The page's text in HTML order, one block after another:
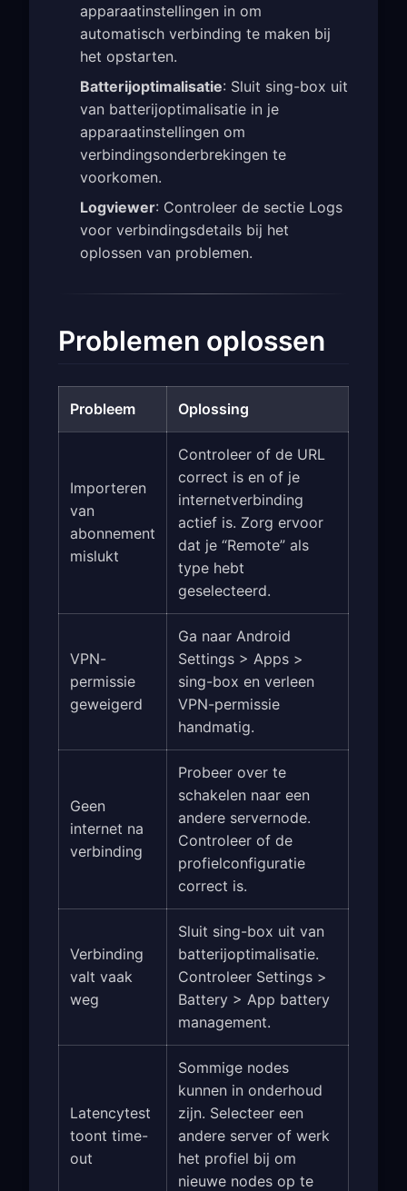
apparaatinstellingen in om
automatisch verbinding te maken bij
het opstarten.
Batterijoptimalisatie: Sluit sing-box uit
van batterijoptimalisatie in je
apparaatinstellingen om
verbindingsonderbrekingen te
voorkomen.
Logviewer: Controleer de sectie Logs
voor verbindingsdetails bij het
oplossen van problemen.
Problemen oplossen
Probleem Oplossing
Importeren
van
abonnement
mislukt
Controleer of de URL
correct is en of je
internetverbinding
actief is. Zorg ervoor
dat je “Remote” als
type hebt
geselecteerd.
VPN-
permissie
geweigerd
Ga naar Android
Settings > Apps >
sing-box en verleen
VPN-permissie
handmatig.
Geen
internet na
verbinding
Probeer over te
schakelen naar een
andere servernode.
Controleer of de
profielconfiguratie
correct is.
Verbinding
valt vaak
weg
Sluit sing-box uit van
batterijoptimalisatie.
Controleer Settings >
Battery > App battery
management.
Latencytest
toont time-
out
Sommige nodes
kunnen in onderhoud
zijn. Selecteer een
andere server of werk
het profiel bij om
nieuwe nodes op te